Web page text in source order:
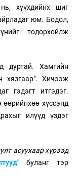
хүүхдийнх шиг
юм. Бодол,
тодорхойлж
дуртай. Хамгийн
хязгаар". Хичээж
гэдэгт итгэдэг.
хүссэнд
илүүд үздэг
асуухаар хүрээд
буланг тэр